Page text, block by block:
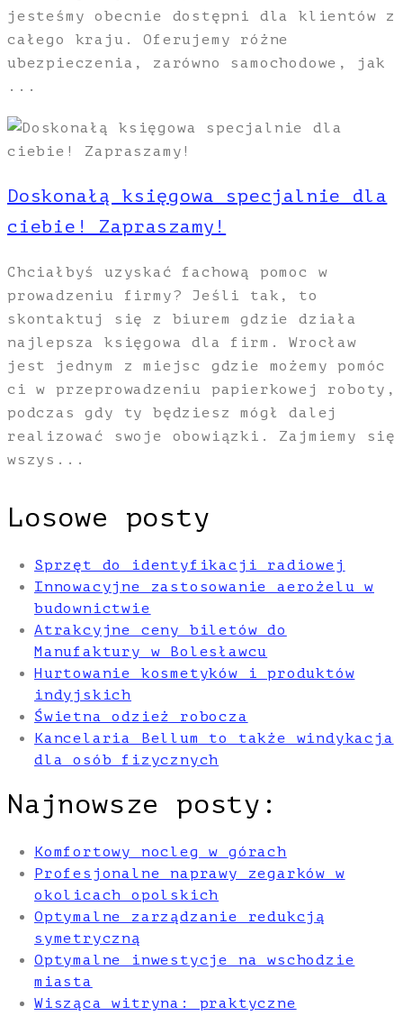
jesteśmy obecnie dostępni dla klientów z
całego kraju. Oferujemy różne
ubezpieczenia, zarówno samochodowe, jak
...
Doskonałą księgowa specjalnie dla
ciebie! Zapraszamy!
Chciałbyś uzyskać fachową pomoc w
prowadzeniu firmy? Jeśli tak, to
skontaktuj się z biurem gdzie działa
najlepsza księgowa dla firm. Wrocław
jest jednym z miejsc gdzie możemy pomóc
ci w przeprowadzeniu papierkowej roboty,
podczas gdy ty będziesz mógł dalej
realizować swoje obowiązki. Zajmiemy się
wszys...
Losowe posty
Sprzęt do identyfikacji radiowej
Innowacyjne zastosowanie aerożelu w
budownictwie
Atrakcyjne ceny biletów do
Manufaktury w Bolesławcu
Hurtowanie kosmetyków i produktów
indyjskich
Świetna odzież robocza
Kancelaria Bellum to także windykacja
dla osób fizycznych
Najnowsze posty:
Komfortowy nocleg w górach
Profesjonalne naprawy zegarków w
okolicach opolskich
Optymalne zarządzanie redukcją
symetryczną
Optymalne inwestycje na wschodzie
miasta
Wisząca witryna: praktyczne